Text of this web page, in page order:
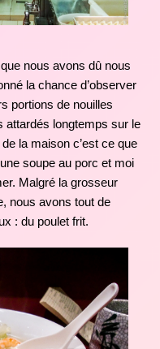
nous avons dû nous
la chance d’observer
portions de nouilles
attardés longtemps sur le
la maison c’est ce que
soupe au porc et moi
Malgré la grosseur
nous avons tout de
: du poulet frit.